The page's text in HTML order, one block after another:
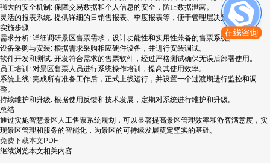
强大的安全机制: 保障交易数据和个人信息的安全，防止数据泄露。
灵活的报表系统: 提供详细的日销售报表、季度报表等，便于管理层决策。
实施步骤
需求分析: 详细调研景区售票需求，设计功能性和实用性兼备的售票系统。
设备采购与安装: 根据需求采购相应硬件设备，并进行安装调试。
软件开发和测试: 开发符合需求的售票软件，经过严格测试确保无误后部署使用。
员工培训: 对景区售票人员进行系统操作培训，提高其使用效率。
系统上线: 完成所有准备工作后，正式上线运行，并设置一个过渡期进行监控和调
整。
持续维护和升级: 根据使用反馈和技术发展，定期对系统进行维护和升级。
总结
通过实施智慧景区人工售票系统规划，可以显著提高景区管理效率和游客满意度，实
现景区管理和服务的智能化，为景区的可持续发展奠定坚实的基础。
免费下载本文PDF
继续浏览本文相关内容